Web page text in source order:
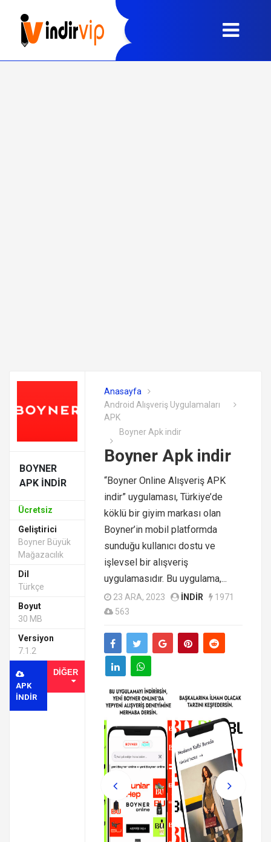
BOYNER
APK INDIR
Ücretsiz
Geliştirici
Boyner Büyük
Mağazacılık
Dil
Türkçe
Boyut
30 MB
Versiyon
7.1.2
APK
INDIR
DIĞER
Anasayfa
Android Alışveriş Uygulamaları
APK
Boyner Apk indir
Boyner Apk indir
“Boyner Online Alışveriş APK
indir” uygulaması, Türkiye’de
köklü bir giyim markası olan
Boyner’in mobil platformda
sunduğu kullanıcı dostu ve
işlevsel bir alışveriş
uygulamasıdır. Bu uygulama,...
23 ARA, 2023 INDIR
1971
563